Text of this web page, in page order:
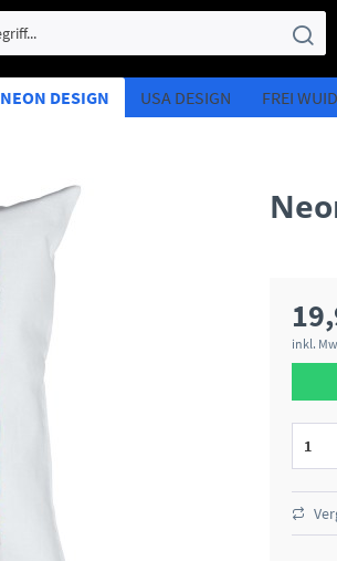
NEON DESIGN USA DESIGN FREI WUID
inkl.